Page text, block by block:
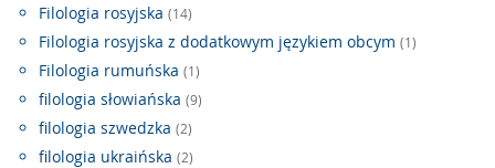
Filologia rosyjska (14)
Filologia rosyjska z dodatkowym językiem obcym (1)
Filologia rumuńska (1)
filologia słowiańska (9)
filologia szwedzka (2)
filologia ukraińska (2)